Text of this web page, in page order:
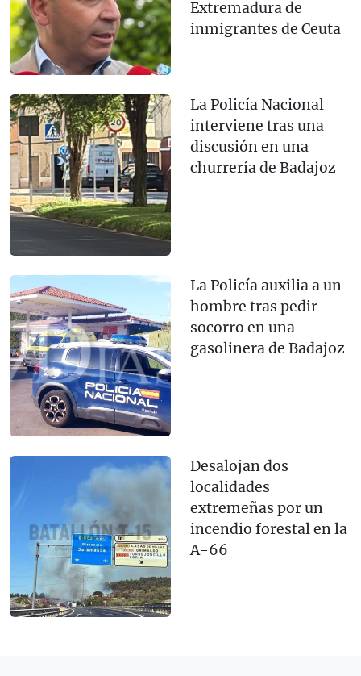
Extremadura de
inmigrantes de Ceuta
La Policía Nacional
interviene tras una
discusión en una
churrería de Badajoz
La Policía auxilia a un
hombre tras pedir
socorro en una
gasolinera de Badajoz
Desalojan dos
localidades
extremeñas por un
incendio forestal en la
A-66